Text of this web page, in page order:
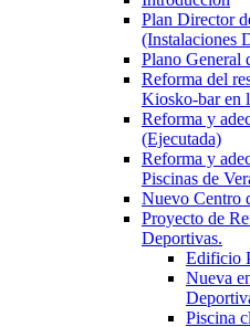
Plan Director
(Instalaciones
Plano General
Reforma del
Kiosko-bar en
Reforma y
(Ejecutada)
Reforma y
Piscinas de
Nuevo Centro
Proyecto de
Deportivas.
Edificio
Nueva
Piscina